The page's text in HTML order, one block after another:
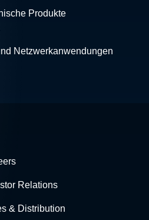
Produkte
Netzwerkanwendungen
Relations
& Distribution